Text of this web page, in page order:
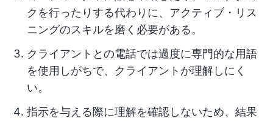
クを行ったりする代わりに、アクティブ・リス
ニングのスキルを磨く必要がある。
クライアントとの電話では過度に専門的な用語
を使用しがちで、クライアントが理解しにく
い。
指示を与える際に理解を確認しないため、結果